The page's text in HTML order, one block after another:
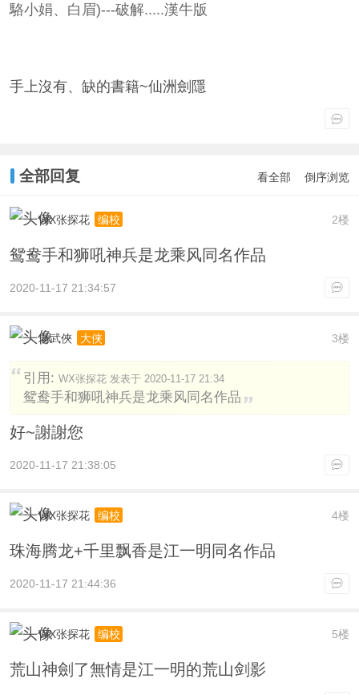
駱小娟、白眉)---破解.....漢牛版
手上沒有、缺的書籍~仙洲劍隱
全部回复 看全部 倒序浏览
2楼
WX张探花 编校
鸳鸯手和狮吼神兵是龙乘风同名作品
2020-11-17 21:34:57
3楼
老武俠 大侠
引用: WX张探花 发表于 2020-11-17 21:34
鸳鸯手和狮吼神兵是龙乘风同名作品
好~謝謝您
2020-11-17 21:38:05
4楼
WX张探花 编校
珠海腾龙+千里飘香是江一明同名作品
2020-11-17 21:44:36
5楼
WX张探花 编校
荒山神劍了無情是江一明的荒山剑影